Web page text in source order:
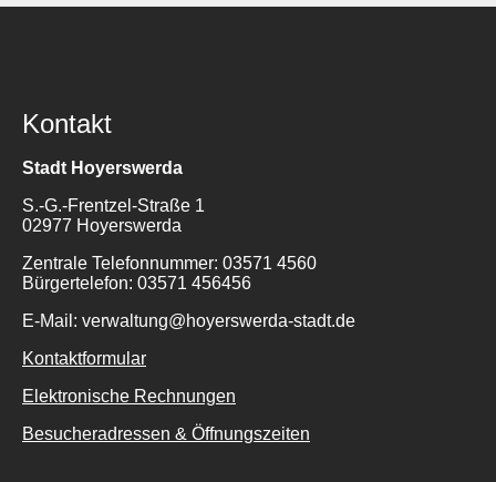
Kontakt
Stadt Hoyerswerda
S.-G.-Frentzel-Straße 1
02977 Hoyerswerda
Zentrale Telefonnummer: 03571 4560
Bürgertelefon: 03571 456456
E-Mail: verwaltung@hoyerswerda-stadt.de
Kontaktformular
Elektronische Rechnungen
Besucheradressen & Öffnungszeiten